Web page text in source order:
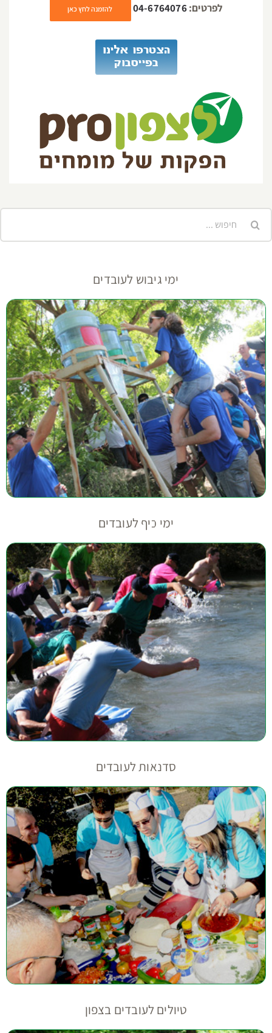
לפרטים:04-6764076 להזמנה לחץ כאן
ימי גיבוש לעובדים
ימי כיף לעובדים
סדנאות לעובדים
טיולים לעובדים בצפון